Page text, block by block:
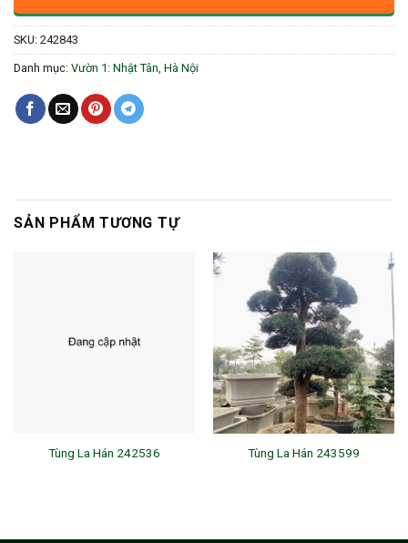
SKU: 242843
Danh mục: Vườn 1: Nhật Tân, Hà Nội
SẢN PHẨM TƯƠNG TỰ
Tùng La Hán 242536 Tùng La Hán 243599